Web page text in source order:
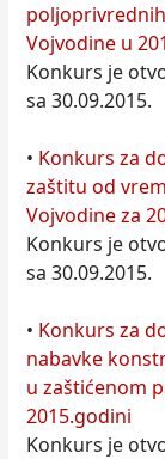
Vojvodine u
Konkurs je
sa 30.09.2015.
• Konkurs za
zaštitu od
Vojvodine za
Konkurs je
sa 30.09.2015.
• Konkurs za
nabavke
u zaštićenom
2015.godini
Konkurs je